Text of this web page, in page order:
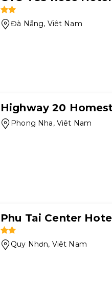
Đà Nẵng, Viêt Nam
Highway 20
Phong Nha, Viêt Nam
Phu Tai Center
Quy Nhơn, Viêt Nam